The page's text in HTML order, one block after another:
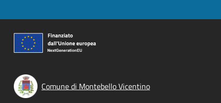
Comune di Montebello Vicentino